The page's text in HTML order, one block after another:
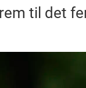
til det